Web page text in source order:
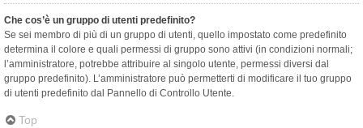
Che cos’è un gruppo di utenti predefinito?
Se sei membro di più di un gruppo di utenti, quello impostato come predefinito
determina il colore e quali permessi di gruppo sono attivi (in condizioni normali;
l’amministratore, potrebbe attribuire al singolo utente, permessi diversi dal
gruppo predefinito). L’amministratore può permetterti di modificare il tuo gruppo
di utenti predefinito dal Pannello di Controllo Utente.
Top